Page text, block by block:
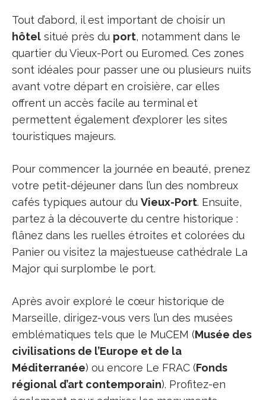
Tout d’abord, il est important de choisir un
hôtel situé près du port, notamment dans le
quartier du Vieux-Port ou Euromed. Ces zones
sont idéales pour passer une ou plusieurs nuits
avant votre départ en croisière, car elles
offrent un accès facile au terminal et
permettent également d’explorer les sites
touristiques majeurs.
Pour commencer la journée en beauté, prenez
votre petit-déjeuner dans l’un des nombreux
cafés typiques autour du Vieux-Port. Ensuite,
partez à la découverte du centre historique :
flânez dans les ruelles étroites et colorées du
Panier ou visitez la majestueuse cathédrale La
Major qui surplombe le port.
Après avoir exploré le cœur historique de
Marseille, dirigez-vous vers l’un des musées
emblématiques tels que le MuCEM (Musée des
civilisations de l’Europe et de la
Méditerranée) ou encore Le FRAC (Fonds
régional d’art contemporain). Profitez-en